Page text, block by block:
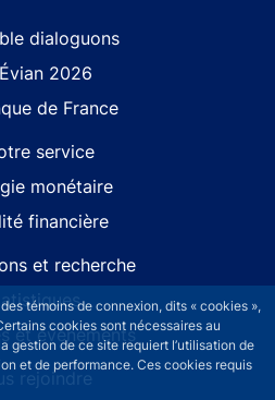
témoins de connexion, dits « cookies »,
cookies sont nécessaires au
gestion de ce site requiert l’utilisation de
et de performance. Ces cookies requis
dialoguons
2026
de France
service
monétaire
financière
et recherche
et événements
rejoindre